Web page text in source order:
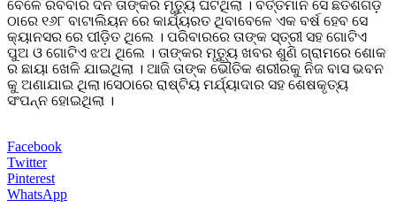
ବେଳେ ରବିବାର ଦିନ ତାଙ୍କର ମୃତ୍ୟୁ ଘଟିଥିଲା । ବର୍ତ୍ତମାନ ସେ ଛତିଶଗଡ଼
ଠାରେ ୧୬୮ ବାଟାଲିୟନ ରେ କାର୍ଯ୍ୟରତ ଥିବାବେଳେ ଏକ ବର୍ଷ ହେବ ସେ
କ୍ୟାନସର ରେ ପୀଡ଼ିତ ଥିଲେ । ପରିବାରରେ ତାଙ୍କ ସ୍ତ୍ରୀ ସହ ଗୋଟିଏ
ପୁଅ ଓ ଗୋଟିଏ ଝଅ ଥିଲେ । ତାଙ୍କର ମୃତ୍ୟୁ ଖବର ଶୁଣି ଗ୍ରାମରେ ଶୋକ
ର ଛାୟା ଖେଳି ଯାଇଥିଲା । ଆଜି ତାଙ୍କ ଭୌତିକ ଶରୀରକୁ ନିଜ ବାସ ଭବନ
କୁ ଅଣାଯାଇ ଥିଲା।ସେଠାରେ ରାଷ୍ଟିୟ ମର୍ଯ୍ୟାଦାର ସହ ଶେଷକୃତ୍ୟ
ସଂପନ୍ନ ହୋଇଥିଲା ।
Facebook
Twitter
Pinterest
WhatsApp